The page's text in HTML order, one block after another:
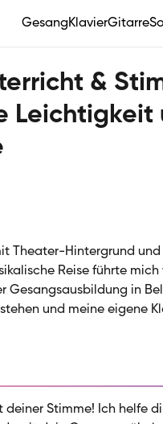
GesangKlavierGitarre
&
Leichtigkeit
Theater-Hintergrund
Reise führte
Gesangsausbildung in
und meine eigene
weiter –
erkennen und
wird. Ob du
deiner Stimme! Ich helfe